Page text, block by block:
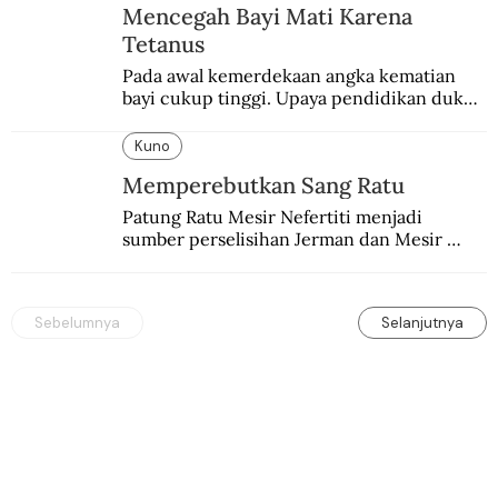
Mencegah Bayi Mati Karena
Tetanus
Pada awal kemerdekaan angka kematian
bayi cukup tinggi. Upaya pendidikan dukun
Kuno
Memperebutkan Sang Ratu
Patung Ratu Mesir Nefertiti menjadi
sumber perselisihan Jerman dan Mesir
Sebelumnya Selanjutnya